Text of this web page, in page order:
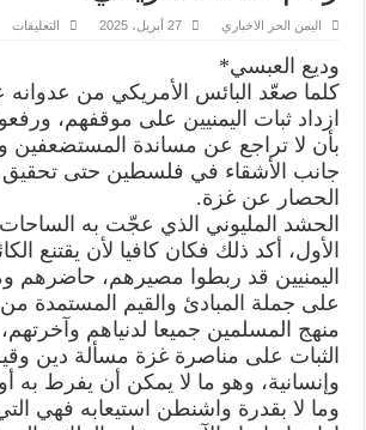
اليمن الحر الاخباري 27 أبريل، 2025 التعليقات
وديع العبسي*
كلما صعّد البائس الأمريكي من عدوانه
ازداد ثبات اليمنيين على موقفهم،
بأن لا تراجع عن مساندة المستضعفين
جانب الأشقاء في فلسطين حتى تحقيق
الحصار عن غزة.
الحشد المليوني الذي عجّت به
الأول، أكد ذلك فكان كافيا لأن يقتنع
اليمنيين قد ربطوا مصيرهم، حاضرهم
على جملة المبادئ والقيم المستمدة من
منهج المسلمين جميعا لدنياهم
الثبات على مناصرة غزة مسألة دين
وإنسانية، وهو ما لا يمكن أن يفرط به أو
وما لا بقدرة واشنطن استيعابه فهي